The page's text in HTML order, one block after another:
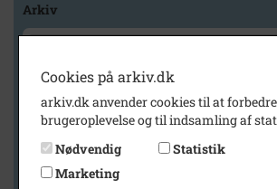
Arkiv
Geografi
Generelt
Cookies på arkiv.dk
arkiv.dk anvender cookies til at
brugeroplevelse og til indsamling af
Nødvendig
Statistik
Marketing